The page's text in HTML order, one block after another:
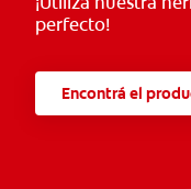
perfecto!
Encontrá el